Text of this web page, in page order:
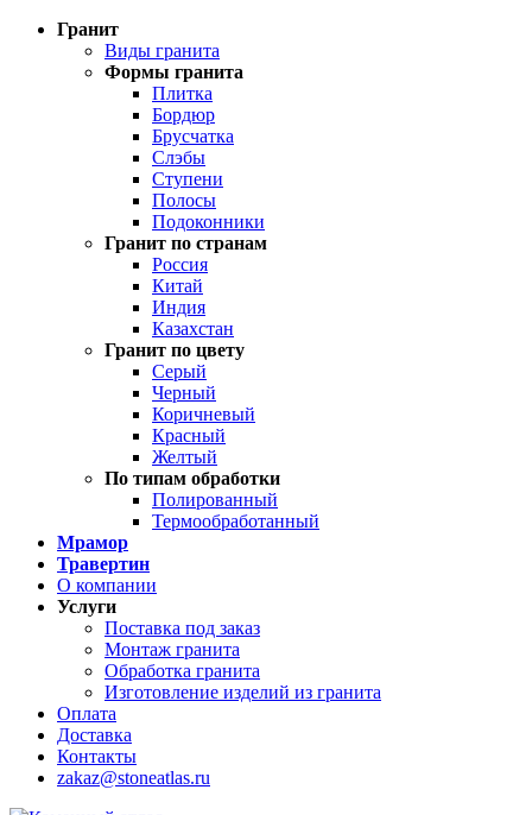
Гранит
Виды гранита
Формы гранита
Плитка
Бордюр
Брусчатка
Слэбы
Ступени
Полосы
Подоконники
Гранит по странам
Россия
Китай
Индия
Казахстан
Гранит по цвету
Серый
Черный
Коричневый
Красный
Желтый
По типам обработки
Полированный
Термообработанный
Мрамор
Травертин
О компании
Услуги
Поставка под заказ
Монтаж гранита
Обработка гранита
Изготовление изделий из гранита
Оплата
Доставка
Контакты
zakaz@stoneatlas.ru